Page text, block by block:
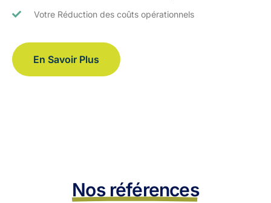
Votre Réduction des coûts opérationnels
En Savoir Plus
Nos références